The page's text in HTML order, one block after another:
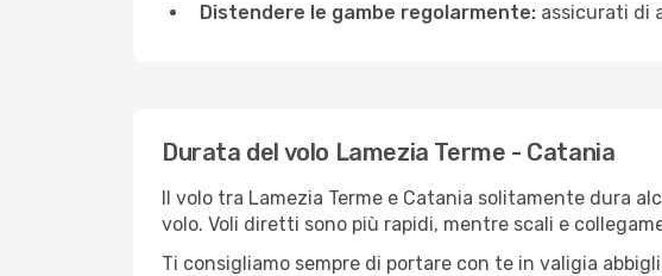
Distendere le gambe regolarmente: assicurati di
Durata del volo Lamezia Terme - Catania
Il volo tra Lamezia Terme e Catania solitamente dura
volo. Voli diretti sono più rapidi, mentre scali e
Ti consigliamo sempre di portare con te in valigia